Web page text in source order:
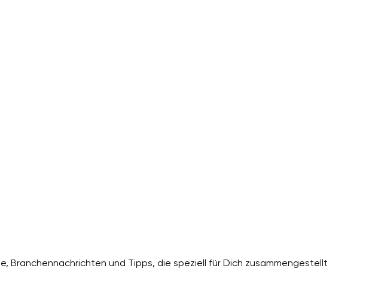
Branchennachrichten und Tipps, die speziell für Dich zusammengestellt